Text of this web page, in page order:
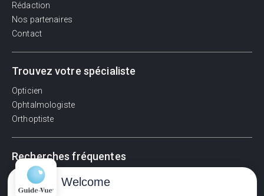
Rédaction
Nos partenaires
Contact
Trouvez votre spécialiste
Opticien
Ophtalmologiste
Orthoptiste
Recherches fréquentes
Pathologies adultes
Signes d'une urgence ophtalmologique
Welcome